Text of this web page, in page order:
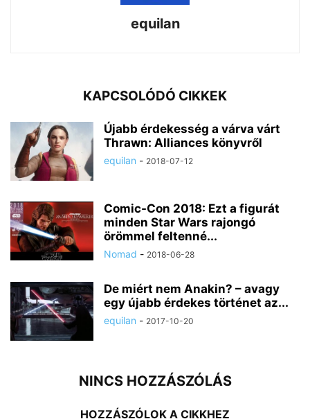
equilan
KAPCSOLÓDÓ CIKKEK
Újabb érdekesség a várva várt
Thrawn: Alliances könyvről
equilan - 2018-07-12
Comic-Con 2018: Ezt a figurát
minden Star Wars rajongó
örömmel feltenné...
Nomad - 2018-06-28
De miért nem Anakin? – avagy
egy újabb érdekes történet az...
equilan - 2017-10-20
NINCS HOZZÁSZÓLÁS
HOZZÁSZÓLOK A CIKKHEZ